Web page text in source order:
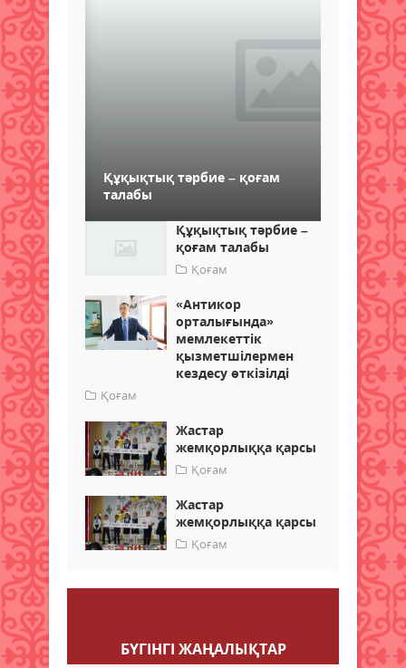
Құқықтық тәрбие – қоғам
талабы
Құқықтық тәрбие –
қоғам талабы
Қоғам
​«Антикор
орталығында»
мемлекеттік
қызметшілермен
кездесу өткізілді
Қоғам
Жастар
жемқорлыққа қарсы
Қоғам
Жастар
жемқорлыққа қарсы
Қоғам
БҮГІНГI ЖАҢАЛЫҚТАР